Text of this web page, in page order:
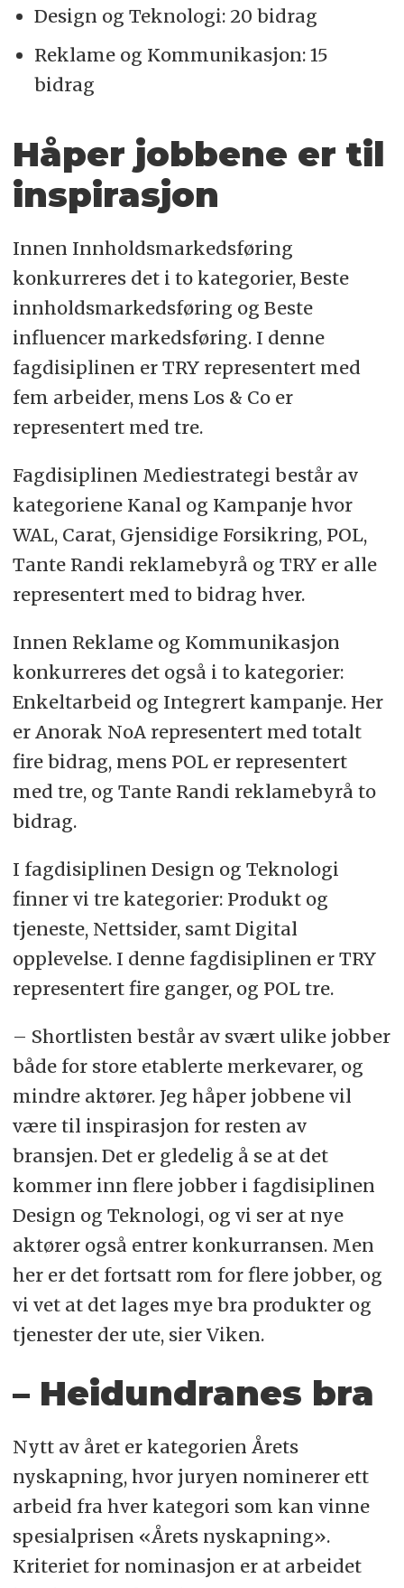
Design og Teknologi: 20 bidrag
Reklame og Kommunikasjon: 15
bidrag
Håper jobbene er til
inspirasjon
Innen Innholdsmarkedsføring
konkurreres det i to kategorier, Beste
innholdsmarkedsføring og Beste
influencer markedsføring. I denne
fagdisiplinen er TRY representert med
fem arbeider, mens Los & Co er
representert med tre.
Fagdisiplinen Mediestrategi består av
kategoriene Kanal og Kampanje hvor
WAL, Carat, Gjensidige Forsikring, POL,
Tante Randi reklamebyrå og TRY er alle
representert med to bidrag hver.
Innen Reklame og Kommunikasjon
konkurreres det også i to kategorier:
Enkeltarbeid og Integrert kampanje. Her
er Anorak NoA representert med totalt
fire bidrag, mens POL er representert
med tre, og Tante Randi reklamebyrå to
bidrag.
I fagdisiplinen Design og Teknologi
finner vi tre kategorier: Produkt og
tjeneste, Nettsider, samt Digital
opplevelse. I denne fagdisiplinen er TRY
representert fire ganger, og POL tre.
– Shortlisten består av svært ulike jobber
både for store etablerte merkevarer, og
mindre aktører. Jeg håper jobbene vil
være til inspirasjon for resten av
bransjen. Det er gledelig å se at det
kommer inn flere jobber i fagdisiplinen
Design og Teknologi, og vi ser at nye
aktører også entrer konkurransen. Men
her er det fortsatt rom for flere jobber, og
vi vet at det lages mye bra produkter og
tjenester der ute, sier Viken.
– Heidundranes bra
Nytt av året er kategorien Årets
nyskapning, hvor juryen nominerer ett
arbeid fra hver kategori som kan vinne
spesialprisen «Årets nyskapning».
Kriteriet for nominasjon er at arbeidet